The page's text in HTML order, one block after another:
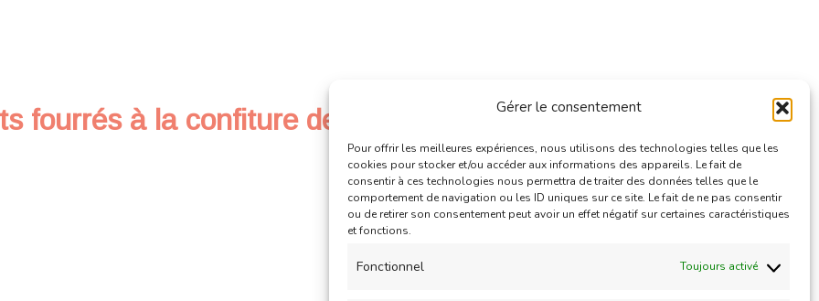
Gérer le consentement
Pour offrir les meilleures expériences, nous utilisons des technologies telles que les
cookies pour stocker et/ou accéder aux informations des appareils. Le fait de
consentir à ces technologies nous permettra de traiter des données telles que le
comportement de navigation ou les ID uniques sur ce site. Le fait de ne pas consentir
ou de retirer son consentement peut avoir un effet négatif sur certaines caractéristiques
et fonctions.
Fonctionnel Toujours activé
fourrés à la confiture de fraise